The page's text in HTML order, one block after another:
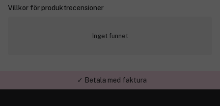
Villkor för produktrecensioner
Inget funnet
✓ Trygg E-handel